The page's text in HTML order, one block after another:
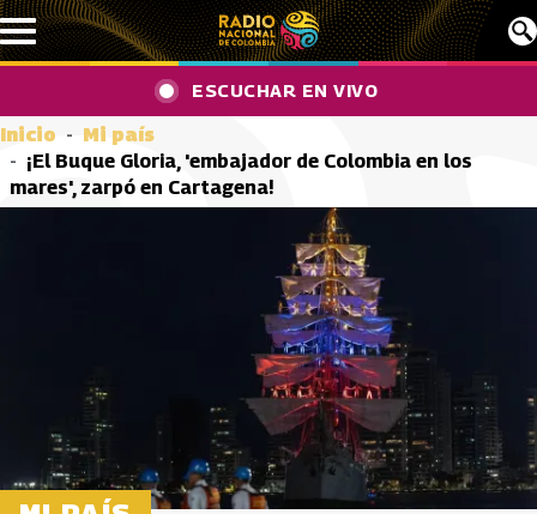
Pasar al contenido principal
ESCUCHAR EN VIVO
Inicio
Mi país
¡El Buque Gloria, 'embajador de Colombia en los
mares', zarpó en Cartagena!